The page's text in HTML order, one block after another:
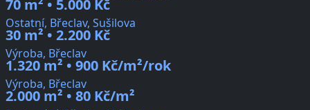
70 m² • 5.000 Kč
Ostatní, Břeclav, Sušilova
30 m² • 2.200 Kč
Výroba, Břeclav
1.320 m² • 900 Kč/m²/rok
Výroba, Břeclav
2.000 m² • 80 Kč/m²